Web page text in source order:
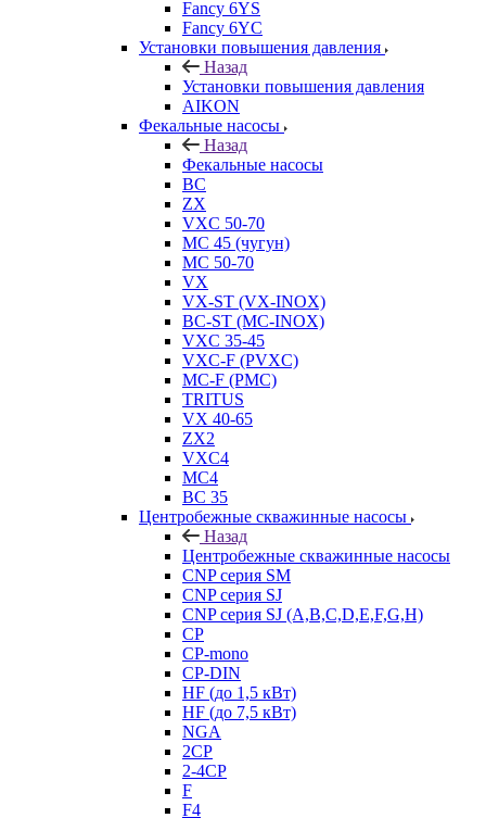
Fancy 6YS
Fancy 6YC
Установки повышения давления
Назад
Установки повышения давления
AIKON
Фекальные насосы
Назад
Фекальные насосы
BC
ZX
VXC 50-70
MC 45 (чугун)
MC 50-70
VX
VX-ST (VX-INOX)
BC-ST (MC-INOX)
VXC 35-45
VXC-F (PVXC)
MC-F (PMC)
TRITUS
VX 40-65
ZX2
VXC4
MC4
BC 35
Центробежные скважинные насосы
Назад
Центробежные скважинные насосы
CNP серия SM
CNP серия SJ
CNP серия SJ (A,B,C,D,E,F,G,H)
CP
CP-mono
CP-DIN
HF (до 1,5 кВт)
HF (до 7,5 кВт)
NGA
2CP
2-4CP
F
F4